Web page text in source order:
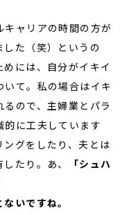
キャリアの時間の方が
た（笑）というの
には、自分がイキイ
て。私の場合はイキ
ので、主婦業とパラ
的に工夫しています
グをしたり、夫とは
たり。あ、
「シュハ
いですね。